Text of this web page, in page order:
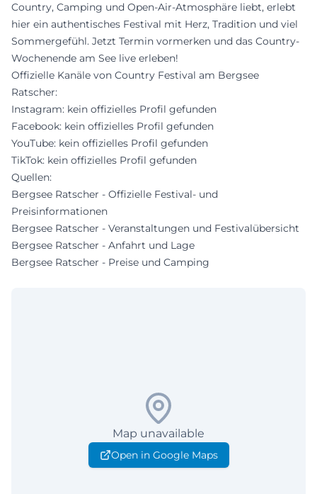
Country, Camping und Open-Air-Atmosphäre liebt, erlebt
hier ein authentisches Festival mit Herz, Tradition und viel
Sommergefühl. Jetzt Termin vormerken und das Country-
Wochenende am See live erleben!
Offizielle Kanäle von Country Festival am Bergsee
Ratscher:
Instagram: kein offizielles Profil gefunden
Facebook: kein offizielles Profil gefunden
YouTube: kein offizielles Profil gefunden
TikTok: kein offizielles Profil gefunden
Quellen:
Bergsee Ratscher - Offizielle Festival- und
Preisinformationen
Bergsee Ratscher - Veranstaltungen und Festivalübersicht
Bergsee Ratscher - Anfahrt und Lage
Bergsee Ratscher - Preise und Camping
Map unavailable
Open in Google Maps